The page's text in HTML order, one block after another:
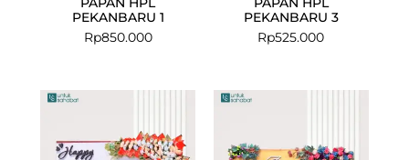
PEKANBARU 1
Rp850.000
PEKANBARU 3
Rp525.000